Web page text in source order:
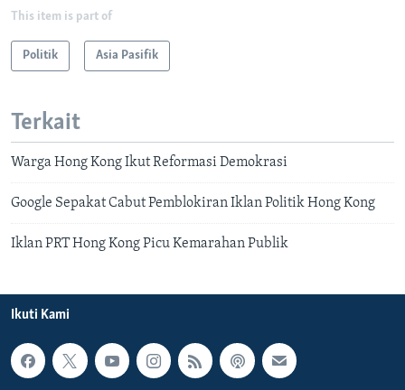
This item is part of
Politik Asia Pasifik
Terkait
Warga Hong Kong Ikut Reformasi Demokrasi
Google Sepakat Cabut Pemblokiran Iklan Politik Hong Kong
Iklan PRT Hong Kong Picu Kemarahan Publik
Ikuti Kami